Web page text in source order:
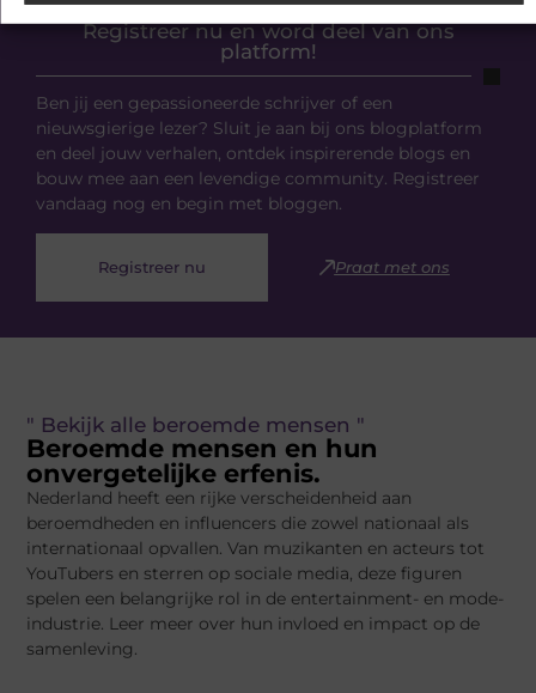
Registreer nu en word deel van ons
platform!
Ben jij een gepassioneerde schrijver of een
nieuwsgierige lezer? Sluit je aan bij ons blogplatform
en deel jouw verhalen, ontdek inspirerende blogs en
bouw mee aan een levendige community. Registreer
vandaag nog en begin met bloggen.
Registreer nu Praat met ons
" Bekijk alle beroemde mensen "
Beroemde mensen en hun
onvergetelijke erfenis.
Nederland heeft een rijke verscheidenheid aan
beroemdheden en influencers die zowel nationaal als
internationaal opvallen. Van muzikanten en acteurs tot
YouTubers en sterren op sociale media, deze figuren
spelen een belangrijke rol in de entertainment- en mode-
industrie. Leer meer over hun invloed en impact op de
samenleving.